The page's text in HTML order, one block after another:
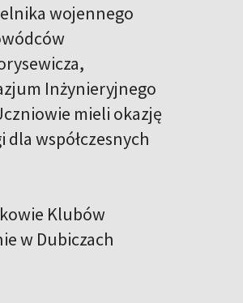
wojennego
Inżynieryjnego
mieli okazję
współczesnych
Klubów
w Dubiczach